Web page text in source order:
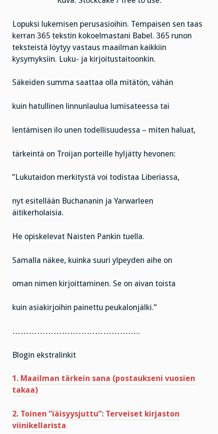
Lopuksi lukemisen perusasioihin. Tempaisen sen taas
kerran 365 tekstin kokoelmastani Babel. 365 runon
teksteistä löytyy vastaus maailman kaikkiin
kysymyksiin. Luku- ja kirjoitustaitoonkin.
Säkeiden summa saattaa olla mitätön, vähän
kuin hatullinen linnunlaulua lumisateessa tai
lentämisen ilo unen todellisuudessa – miten haluat,
tärkeintä on Troijan porteille hyljätty hevonen:
”Lukutaidon merkitystä voi todistaa Liberiassa,
nyt esitellään Buchananin ja Yarwarleen
äitikerholaisia.
He opiskelevat Naisten Pankin tuella.
Samalla näkee, kuinka suuri ylpeyden aihe on
oman nimen kirjoittaminen. Se on aivan toista
kuin asiakirjoihin painettu peukalonjälki.”
………………………………………..
Blogin ekstralinkit
1. Maailman tärkein sana (postaukseni vuosien
takaa)
2. Toinen ”iäisyysjuttu”: Terveiset kirjaston
viinikellarista